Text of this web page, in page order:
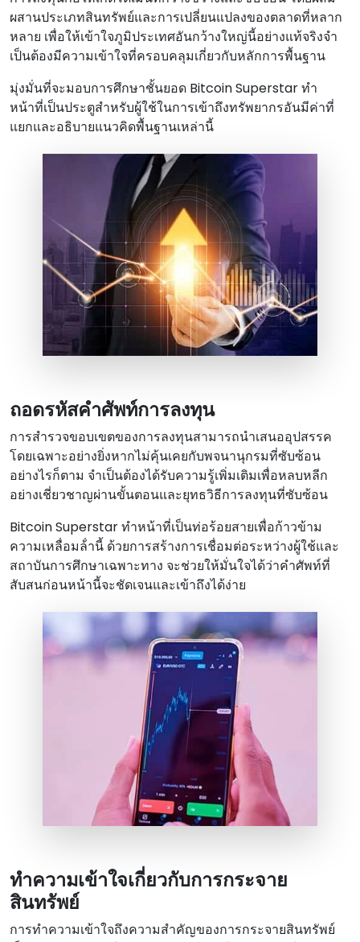
ผสานประเภทสินทรัพย์และการเปลี่ยนแปลงของตลาดที่หลาก
หลาย เพื่อให้เข้าใจภูมิประเทศอันกว้างใหญ่นี้อย่างแท้จริงจํา
เป็นต้องมีความเข้าใจที่ครอบคลุมเกี่ยวกับหลักการพื้นฐาน
มุ่งมั่นที่จะมอบการศึกษาชั้นยอด Bitcoin Superstar ทํา
หน้าที่เป็นประตูสําหรับผู้ใช้ในการเข้าถึงทรัพยากรอันมีค่าที่
แยกและอธิบายแนวคิดพื้นฐานเหล่านี้
ถอดรหัสคําศัพท์การลงทุน
การสํารวจขอบเขตของการลงทุนสามารถนําเสนออุปสรรค
โดยเฉพาะอย่างยิ่งหากไม่คุ้นเคยกับพจนานุกรมที่ซับซ้อน
อย่างไรก็ตาม จําเป็นต้องได้รับความรู้เพิ่มเติมเพื่อหลบหลีก
อย่างเชี่ยวชาญผ่านขั้นตอนและยุทธวิธีการลงทุนที่ซับซ้อน
Bitcoin Superstar ทําหน้าที่เป็นท่อร้อยสายเพื่อก้าวข้าม
ความเหลื่อมล้ํานี้ ด้วยการสร้างการเชื่อมต่อระหว่างผู้ใช้และ
สถาบันการศึกษาเฉพาะทาง จะช่วยให้มั่นใจได้ว่าคําศัพท์ที่
สับสนก่อนหน้านี้จะชัดเจนและเข้าถึงได้ง่าย
ทําความเข้าใจเกี่ยวกับการกระจาย
สินทรัพย์
การทําความเข้าใจถึงความสําคัญของการกระจายสินทรัพย์